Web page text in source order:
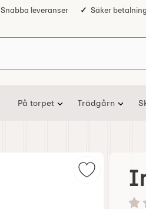
Snabba leveranser Säker betalning
På torpet Trädgårn
Markera iris